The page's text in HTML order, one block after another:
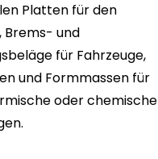
Platten für den
Brems- und
für Fahrzeuge,
und Formmassen für
oder chemische